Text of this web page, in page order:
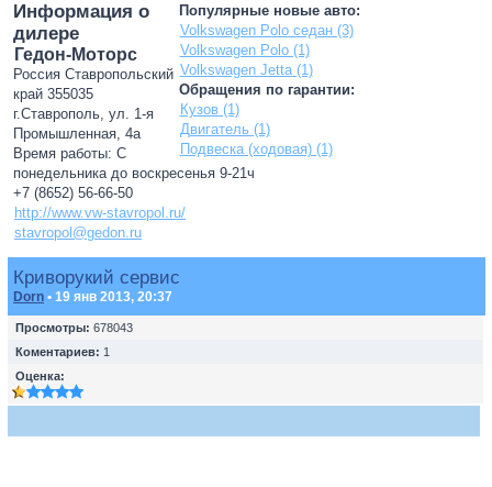
Популярные новые авто:
Volkswagen Polo седан (3)
Volkswagen Polo (1)
Volkswagen Jetta (1)
Обращения по гарантии:
Кузов (1)
Двигатель (1)
Подвеска (ходовая) (1)
Информация о
дилере
Гедон-Моторс
Россия Ставропольский
край 355035
г.Ставрополь, ул. 1-я
Промышленная, 4а
Время работы: С
понедельника до воскресенья 9-21ч
+7 (8652) 56-66-50
http://www.vw-stavropol.ru/
stavropol@gedon.ru
Криворукий сервис
Dorn • 19 янв 2013, 20:37
Просмотры: 678043
Коментариев: 1
Оценка: